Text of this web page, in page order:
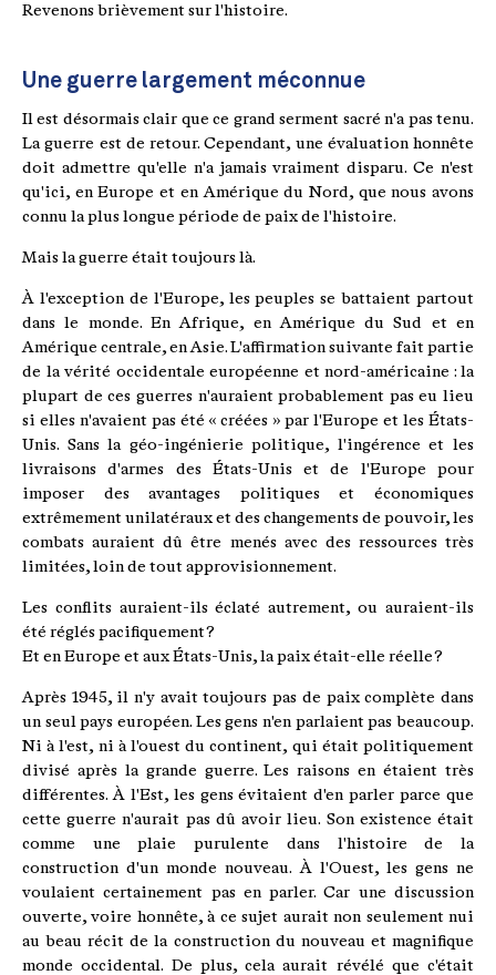
Revenons brièvement sur l'histoire.
Une guerre largement méconnue
Il est désormais clair que ce grand serment sacré n'a pas tenu.
La guerre est de retour. Cependant, une évaluation honnête
doit admettre qu'elle n'a jamais vraiment disparu. Ce n'est
qu'ici, en Europe et en Amérique du Nord, que nous avons
connu la plus longue période de paix de l'histoire.
Mais la guerre était toujours là.
À l'exception de l'Europe, les peuples se battaient partout
dans le monde. En Afrique, en Amérique du Sud et en
Amérique centrale, en Asie. L'affirmation suivante fait partie
de la vérité occidentale européenne et nord-américaine : la
plupart de ces guerres n'auraient probablement pas eu lieu
si elles n'avaient pas été « créées » par l'Europe et les États-
Unis. Sans la géo-ingénierie politique, l'ingérence et les
livraisons d'armes des États-Unis et de l'Europe pour
imposer des avantages politiques et économiques
extrêmement unilatéraux et des changements de pouvoir, les
combats auraient dû être menés avec des ressources très
limitées, loin de tout approvisionnement.
Les conflits auraient-ils éclaté autrement, ou auraient-ils
été réglés pacifiquement ?
Et en Europe et aux États-Unis, la paix était-elle réelle ?
Après 1945, il n'y avait toujours pas de paix complète dans
un seul pays européen. Les gens n'en parlaient pas beaucoup.
Ni à l'est, ni à l'ouest du continent, qui était politiquement
divisé après la grande guerre. Les raisons en étaient très
différentes. À l'Est, les gens évitaient d'en parler parce que
cette guerre n'aurait pas dû avoir lieu. Son existence était
comme une plaie purulente dans l'histoire de la
construction d'un monde nouveau. À l'Ouest, les gens ne
voulaient certainement pas en parler. Car une discussion
ouverte, voire honnête, à ce sujet aurait non seulement nui
au beau récit de la construction du nouveau et magnifique
monde occidental. De plus, cela aurait révélé que c'était